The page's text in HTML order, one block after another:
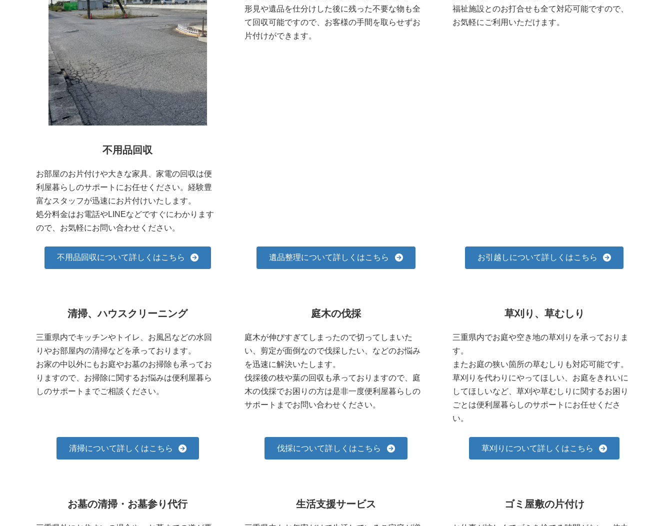
不用品回収
お部屋のお片付けや大きな家具、家電の回収は便
利屋暮らしのサポートにお任せください。経験豊
富なスタッフが迅速にお片付けいたします。
処分料金はお電話やLINEなどですぐにわかります
ので、お気軽にお問い合わせください。
不用品回収について詳しくはこちら
形見や遺品を仕分けした後に残った不要な物も全
て回収可能ですので、お客様の手間を取らせずお
片付けができます。
遺品整理について詳しくはこちら
福祉施設とのお打合せも全て対応可能ですので、
お気軽にご利用いただけます。
お引越しについて詳しくはこちら
清掃、ハウスクリーニング
三重県内でキッチンやトイレ、お風呂などの水回
りやお部屋内の清掃などを承っております。
お家の中以外にもお庭やお墓のお掃除も承ってお
りますので、お掃除に関するお悩みは便利屋暮ら
しのサポートまでご相談ください。
清掃について詳しくはこちら
庭木の伐採
庭木が伸びすぎてしまったので切ってしまいた
い、剪定が面倒なので伐採したい、などのお悩み
を迅速に解決いたします。
伐採後の枝や葉の回収も承っておりますので、庭
木の伐採でお困りの方は是非一度便利屋暮らしの
サポートまでお問い合わせください。
伐採について詳しくはこちら
草刈り、草むしり
三重県内でお庭や空き地の草刈りを承っておりま
す。
またお庭の狭い箇所の草むしりも対応可能です。
草刈りを代わりにやってほしい、お庭をきれいに
してほしいなど、草刈や草むしりに関するお困り
ごとは便利屋暮らしのサポートにお任せくださ
い。
草刈りについて詳しくはこちら
お墓の清掃・お墓参り代行 生活支援サービス ゴミ屋敷の片付け